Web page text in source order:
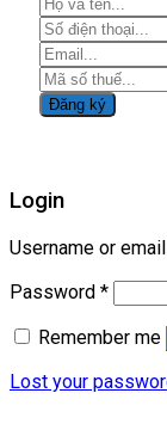
Login
Username or
Password *
Remember me
Lost your